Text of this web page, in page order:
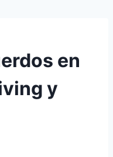
en
y